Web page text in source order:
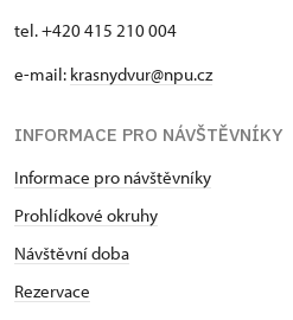
tel. +420 415 210 004
e-mail: krasnydvur@npu.cz
INFORMACE PRO NÁVŠTĚVNÍKY
Informace pro návštěvníky
Prohlídkové okruhy
Návštěvní doba
Rezervace